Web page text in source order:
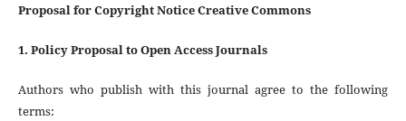
Proposal for Copyright Notice Creative Commons
1. Policy Proposal to Open Access Journals
Authors who publish with this journal agree to the following
terms: